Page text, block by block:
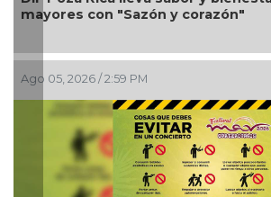
"Sazón y corazón"
PM